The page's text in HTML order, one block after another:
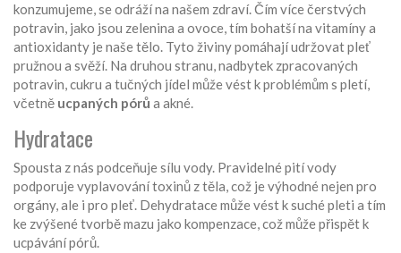
konzumujeme, se odráží na našem zdraví. Čím více čerstvých
potravin, jako jsou zelenina a ovoce, tím bohatší na vitamíny a
antioxidanty je naše tělo. Tyto živiny pomáhají udržovat pleť
pružnou a svěží. Na druhou stranu, nadbytek zpracovaných
potravin, cukru a tučných jídel může vést k problémům s pletí,
včetně ucpaných pórů a akné.
Hydratace
Spousta z nás podceňuje sílu vody. Pravidelné pití vody
podporuje vyplavování toxinů z těla, což je výhodné nejen pro
orgány, ale i pro pleť. Dehydratace může vést k suché pleti a tím
ke zvýšené tvorbě mazu jako kompenzace, což může přispět k
ucpávání pórů.